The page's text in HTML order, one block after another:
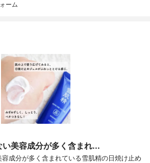
ーム
美容成分が多く含まれ...
成分が多く含まれている雪肌精の日焼け止め